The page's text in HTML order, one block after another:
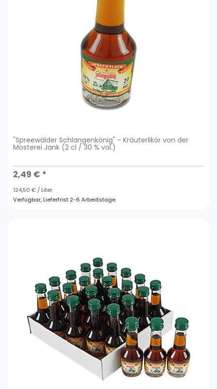
"Spreewälder Schlangenkönig" - Kräuterlikör von der
Mosterei Jank (2 cl / 30 % vol.)
2,49 € *
124,50 € / Liter
Verfügbar, Lieferfrist 2-6 Arbeiitstage.